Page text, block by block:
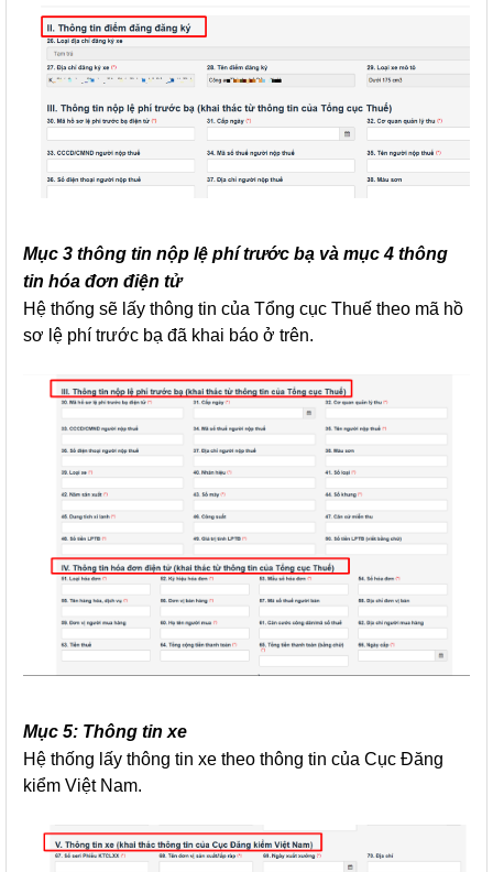
Mục 3 thông tin nộp lệ phí trước bạ và mục 4 thông
tin hóa đơn điện tử
Hệ thống sẽ lấy thông tin của Tổng cục Thuế theo mã hồ
sơ lệ phí trước bạ đã khai báo ở trên.
Mục 5: Thông tin xe
Hệ thống lấy thông tin xe theo thông tin của Cục Đăng
kiểm Việt Nam.